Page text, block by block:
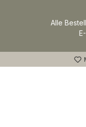
Alle